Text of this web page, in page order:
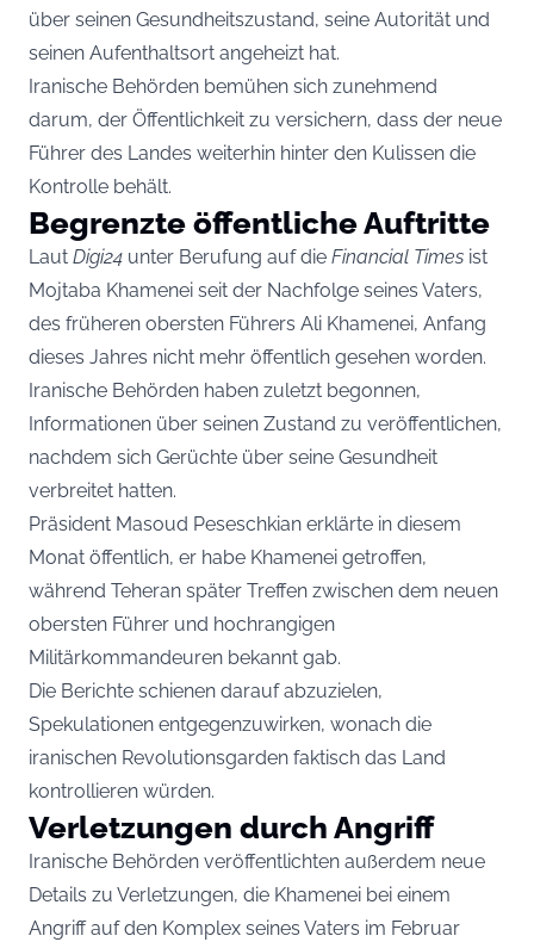
über seinen Gesundheitszustand, seine Autorität und
seinen Aufenthaltsort angeheizt hat.
Iranische Behörden bemühen sich zunehmend
darum, der Öffentlichkeit zu versichern, dass der neue
Führer des Landes weiterhin hinter den Kulissen die
Kontrolle behält.
Begrenzte öffentliche Auftritte
Laut Digi24 unter Berufung auf die Financial Times ist
Mojtaba Khamenei seit der Nachfolge seines Vaters,
des früheren obersten Führers Ali Khamenei, Anfang
dieses Jahres nicht mehr öffentlich gesehen worden.
Iranische Behörden haben zuletzt begonnen,
Informationen über seinen Zustand zu veröffentlichen,
nachdem sich Gerüchte über seine Gesundheit
verbreitet hatten.
Präsident Masoud Peseschkian erklärte in diesem
Monat öffentlich, er habe Khamenei getroffen,
während Teheran später Treffen zwischen dem neuen
obersten Führer und hochrangigen
Militärkommandeuren bekannt gab.
Die Berichte schienen darauf abzuzielen,
Spekulationen entgegenzuwirken, wonach die
iranischen Revolutionsgarden faktisch das Land
kontrollieren würden.
Verletzungen durch Angriff
Iranische Behörden veröffentlichten außerdem neue
Details zu Verletzungen, die Khamenei bei einem
Angriff auf den Komplex seines Vaters im Februar